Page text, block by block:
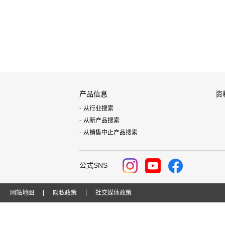
产品信息
从行业搜索
从新产品搜索
从销售中止产品搜索
资
公式SNS
网站地图 隐私政策 社交媒体政策